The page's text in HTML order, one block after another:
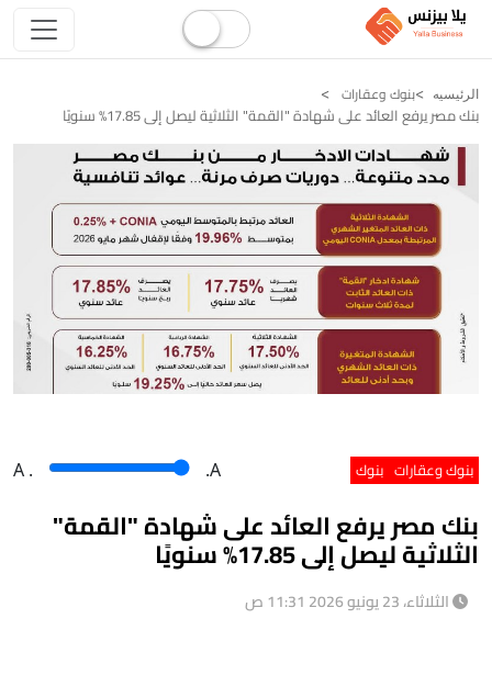
الرئيسيه بنوك وعقارات
بنك مصر يرفع العائد على شهادة "القمة" الثلاثية ليصل إلى 17.85% سنويًا
بنوك وعقارات بنوك A . .A
بنك مصر يرفع العائد على شهادة "القمة"
الثلاثية ليصل إلى 17.85% سنويًا
الثلاثاء، 23 يونيو 2026 11:31 ص